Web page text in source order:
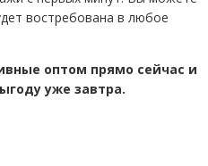
востребована в любое
оптом прямо сейчас и
уже завтра.